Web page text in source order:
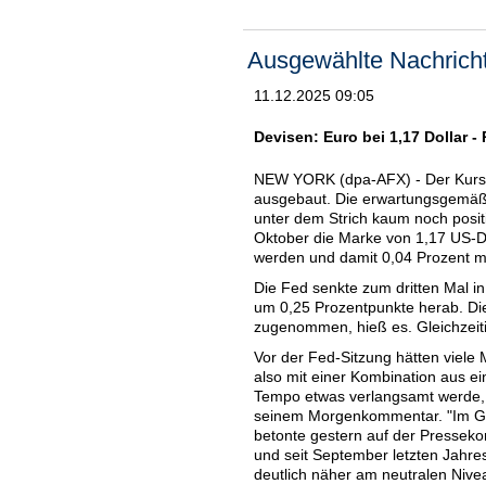
Ausgewählte
11.12.2025 09:05
Devisen: Euro bei 1,17 Dollar
NEW YORK (dpa-AFX) - Der
ausgebaut. Die
unter dem Strich kaum noch
Oktober die Marke von 1,17 US-
werden und damit 0,04 Prozent
Die Fed senkte zum dritten Mal
um 0,25 Prozentpunkte herab.
zugenommen, hieß es.
Vor der Fed-Sitzung hätten viele
also mit einer Kombination aus
Tempo etwas verlangsamt
seinem Morgenkommentar. "Im
betonte gestern auf der
und seit September letzten
deutlich näher am neutralen